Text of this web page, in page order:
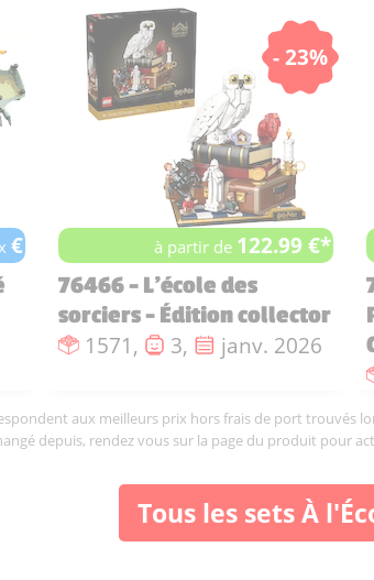
€
- 23%
à partir de 122.99 €*
76466 - L'école des
sorciers - Édition collector
Nombre de pièces :
1571, Nombre de
3, Date de sortie :
janv. 2026
aux meilleurs prix hors frais de port trouvés
depuis, rendez vous sur la page du produit pour
Tous les sets À